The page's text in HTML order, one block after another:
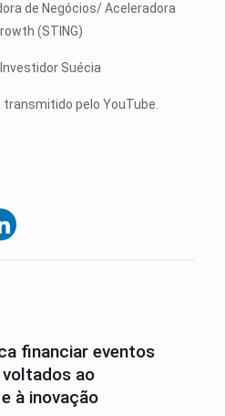
de Negócios/ Aceleradora
(STING)
Suécia
pelo YouTube.
financiar eventos
ao
à inovação